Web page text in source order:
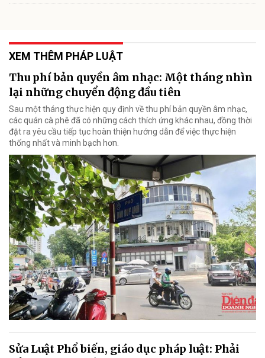
XEM THÊM PHÁP LUẬT
Thu phí bản quyền âm nhạc: Một tháng nhìn
lại những chuyển động đầu tiên
Sau một tháng thực hiện quy định về thu phí bản quyền âm nhạc,
các quán cà phê đã có những cách thích ứng khác nhau, đồng thời
đặt ra yêu cầu tiếp tục hoàn thiện hướng dẫn để việc thực hiện
thống nhất và minh bạch hơn.
Sửa Luật Phổ biến, giáo dục pháp luật: Phải